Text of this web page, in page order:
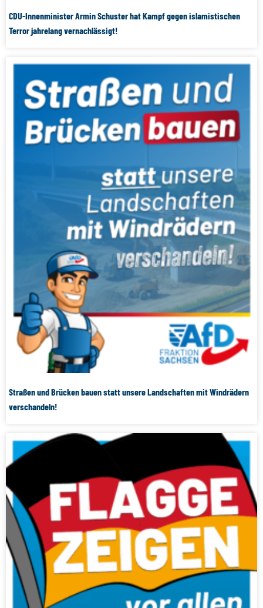
CDU-Innenminister Armin Schuster hat Kampf gegen islamistischen
Terror jahrelang vernachlässigt!
Straßen und Brücken bauen statt unsere Landschaften mit Windrädern
verschandeln!